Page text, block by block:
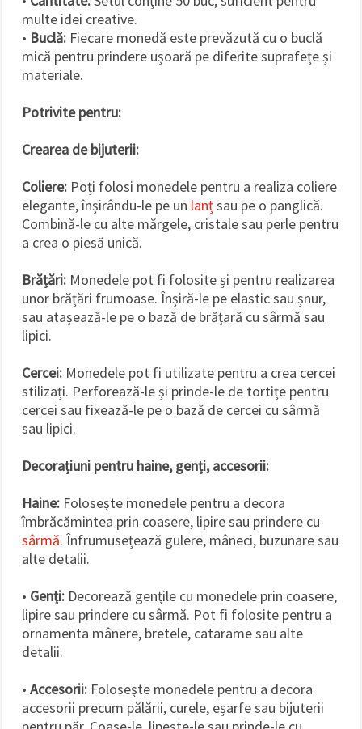
multe idei creative.
• Buclă: Fiecare monedă este prevăzută cu o buclă
mică pentru prindere ușoară pe diferite suprafețe și
materiale.
Potrivite pentru:
Crearea de bijuterii:
Coliere: Poți folosi monedele pentru a realiza coliere
elegante, înșirându-le pe un lanțsau pe o panglică.
Combină-le cu alte mărgele, cristale sau perle pentru
a crea o piesă unică.
Brățări: Monedele pot fi folosite și pentru realizarea
unor brățări frumoase. Înșiră-le pe elastic sau șnur,
sau atașează-le pe o bază de brățară cu sârmă sau
lipici.
Cercei: Monedele pot fi utilizate pentru a crea cercei
stilizați. Perforează-le și prinde-le de tortițe pentru
cercei sau fixează-le pe o bază de cercei cu sârmă
sau lipici.
Decorațiuni pentru haine, genți, accesorii:
Haine: Folosește monedele pentru a decora
îmbrăcămintea prin coasere, lipire sau prindere cu
sârmă. Înfrumusețează gulere, mâneci, buzunare sau
alte detalii.
• Genți: Decorează gențile cu monedele prin coasere,
lipire sau prindere cu sârmă. Pot fi folosite pentru a
ornamenta mânere, bretele, catarame sau alte
detalii.
• Accesorii: Folosește monedele pentru a decora
accesorii precum pălării, curele, eșarfe sau bijuterii